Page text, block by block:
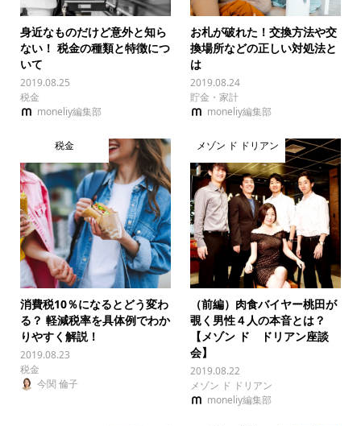
身近なものだけど意外と知ら
ない！ 税金の種類と特徴につ
いて
2019.08.25
税金
moneliy編集部
お札が破れた！交換方法や交
換場所などの正しい対処法と
は
2019.08.24
貯金・家計
moneliy編集部
税金
消費税10％になるとどう変わ
る？ 軽減税率を具体例でわか
りやすく解説！
2019.08.23
税金
今関 倫子
メゾン ド ドリアン
（前編）肉食バイヤー桃田が
覗く男性４人の本音とは？
【メゾン ド ドリアン座談
会】
2019.08.22
メゾン ド ドリアン
moneliy編集部